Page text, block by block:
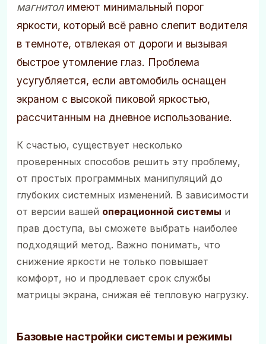
магнитолимеют минимальный порог
яркости, который всё равно слепит водителя
в темноте, отвлекая от дороги и вызывая
быстрое утомление глаз. Проблема
усугубляется, если автомобиль оснащен
экраном с высокой пиковой яркостью,
рассчитанным на дневное использование.
К счастью, существует несколько
проверенных способов решить эту проблему,
от простых программных манипуляций до
глубоких системных изменений. В зависимости
от версии вашей операционной системы и
прав доступа, вы сможете выбрать наиболее
подходящий метод. Важно понимать, что
снижение яркости не только повышает
комфорт, но и продлевает срок службы
матрицы экрана, снижая её тепловую нагрузку.
Базовые настройки системы и режимы